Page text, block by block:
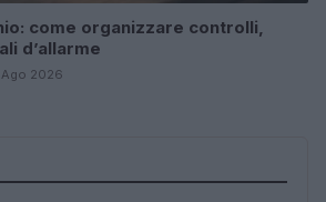
come organizzare controlli,
d’allarme
Ago 2026